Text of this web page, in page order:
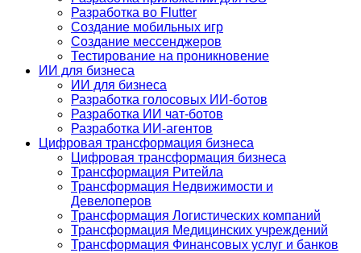
Разработка во Flutter
Создание мобильных игр
Создание мессенджеров
Тестирование на проникновение
ИИ для бизнеса
ИИ для бизнеса
Разработка голосовых ИИ-ботов
Разработка ИИ чат-ботов
Разработка ИИ-агентов
Цифровая трансформация бизнеса
Цифровая трансформация бизнеса
Трансформация Ритейла
Трансформация Недвижимости и
Девелоперов
Трансформация Логистических компаний
Трансформация Медицинских учреждений
Трансформация Финансовых услуг и банков